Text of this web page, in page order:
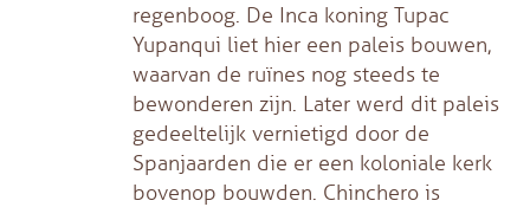
regenboog. De Inca koning Tupac
Yupanqui liet hier een paleis bouwen,
waarvan de ruïnes nog steeds te
bewonderen zijn. Later werd dit paleis
gedeeltelijk vernietigd door de
Spanjaarden die er een koloniale kerk
bovenop bouwden. Chinchero is